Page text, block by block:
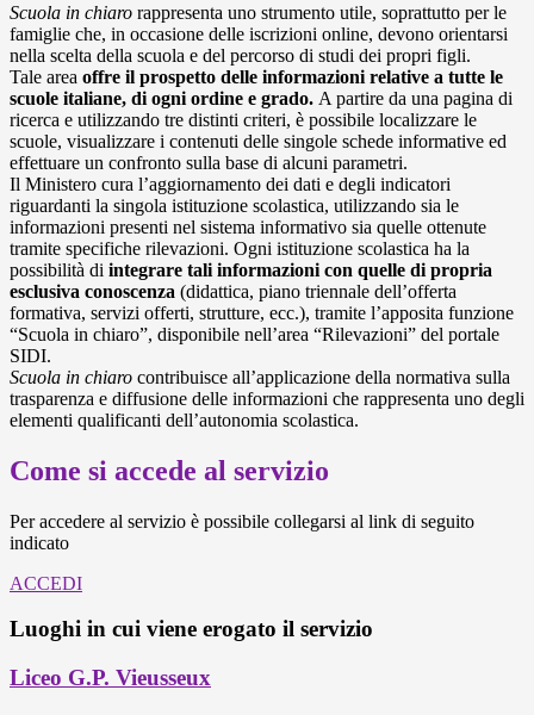
Scuola in chiaro rappresenta uno strumento utile, soprattutto per le
famiglie che, in occasione delle iscrizioni online, devono orientarsi
nella scelta della scuola e del percorso di studi dei propri figli.
Tale area offre il prospetto delle informazioni relative a tutte le
scuole italiane, di ogni ordine e grado. A partire da una pagina di
ricerca e utilizzando tre distinti criteri, è possibile localizzare le
scuole, visualizzare i contenuti delle singole schede informative ed
effettuare un confronto sulla base di alcuni parametri.
Il Ministero cura l’aggiornamento dei dati e degli indicatori
riguardanti la singola istituzione scolastica, utilizzando sia le
informazioni presenti nel sistema informativo sia quelle ottenute
tramite specifiche rilevazioni. Ogni istituzione scolastica ha la
possibilità di integrare tali informazioni con quelle di propria
esclusiva conoscenza (didattica, piano triennale dell’offerta
formativa, servizi offerti, strutture, ecc.), tramite l’apposita funzione
“Scuola in chiaro”, disponibile nell’area “Rilevazioni” del portale
SIDI.
Scuola in chiaro contribuisce all’applicazione della normativa sulla
trasparenza e diffusione delle informazioni che rappresenta uno degli
elementi qualificanti dell’autonomia scolastica.
Come si accede al servizio
Per accedere al servizio è possibile collegarsi al link di seguito
indicato
ACCEDI
Luoghi in cui viene erogato il servizio
Liceo G.P. Vieusseux